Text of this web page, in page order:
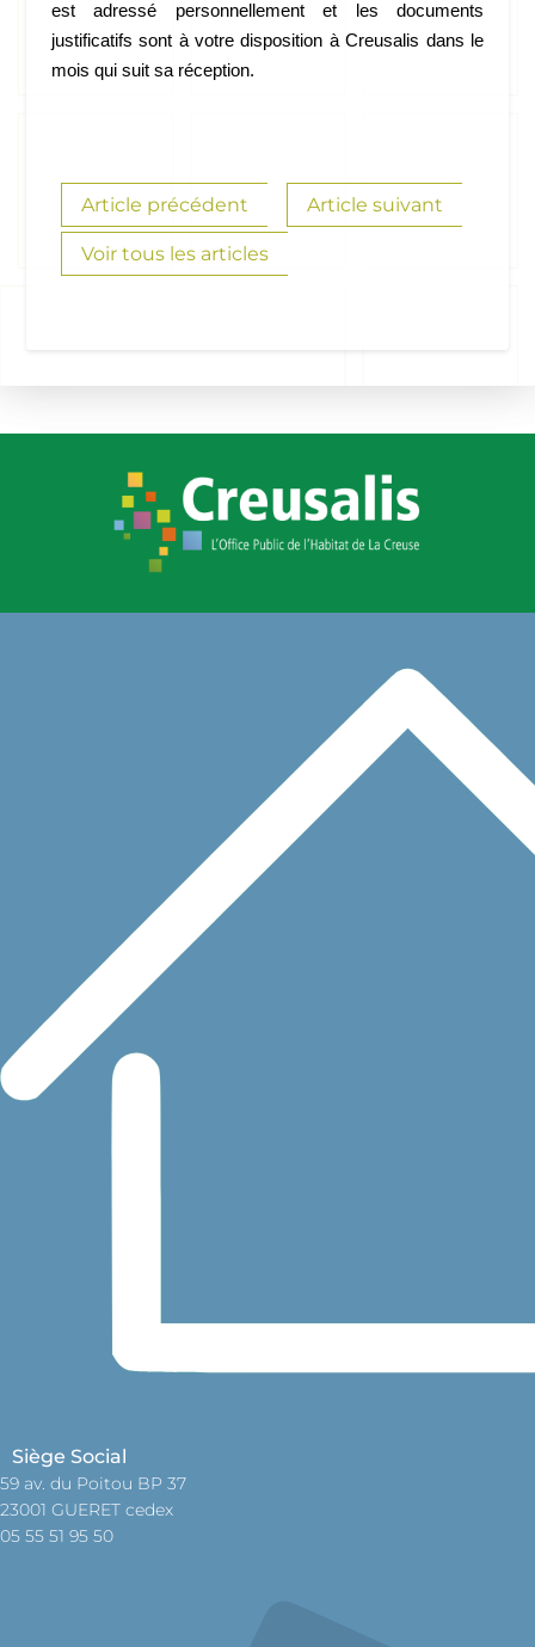
est adressé personnellement et les documents
justificatifs sont à votre disposition à Creusalis dans le
mois qui suit sa réception.
Article précédent Article suivant
Voir tous les articles
Siège Social
59 av. du Poitou BP 37
23001 GUERET cedex
05 55 51 95 50